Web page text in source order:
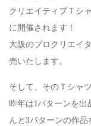
クリエイティブＴシ
に開催されます！
大阪のプロクリエイ
売いたします。
そして、そのＴシャ
昨年は1パターンを
んと3パターンの作品